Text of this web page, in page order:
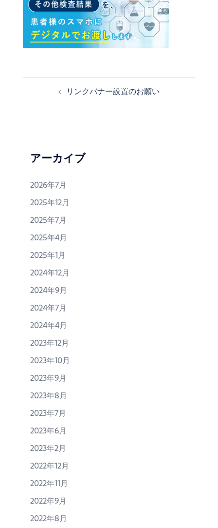
稿
ー
シ
ン
リンクバナー設置のお願い
アーカイブ
2026年7月
2025年12月
2025年7月
2025年4月
2025年1月
2024年12月
2024年9月
2024年7月
2024年4月
2023年12月
2023年10月
2023年9月
2023年8月
2023年7月
2023年6月
2023年2月
2022年12月
2022年11月
2022年9月
2022年8月